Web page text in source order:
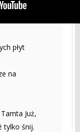
płyt
na
Już,
tylko śnij.